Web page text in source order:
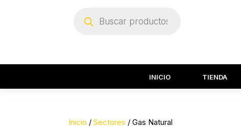
productos
INICIO TIENDA
Inicio /Sectores / Gas Natural